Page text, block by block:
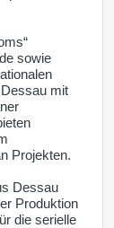
sowie
mit
Projekten.
Dessau
Produktion
die serielle